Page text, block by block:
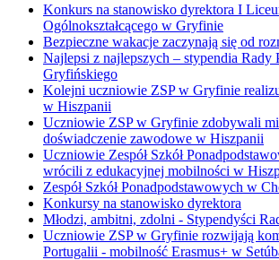
Konkurs na stanowisko dyrektora I
Ogólnokształcącego w Gryfinie
Bezpieczne wakacje zaczynają się od
Najlepsi z najlepszych – stypendia Rady
Gryfińskiego
Kolejni uczniowie ZSP w Gryfinie
w Hiszpanii
Uczniowie ZSP w Gryfinie zdobywali
doświadczenie zawodowe w Hiszpanii
Uczniowie Zespół Szkół
wrócili z edukacyjnej mobilności w
Zespół Szkół Ponadpodstawowych w
Konkursy na stanowisko dyrektora
Młodzi, ambitni, zdolni - Stypendyści
Uczniowie ZSP w Gryfinie rozwijają
Portugalii - mobilność Erasmus+ w